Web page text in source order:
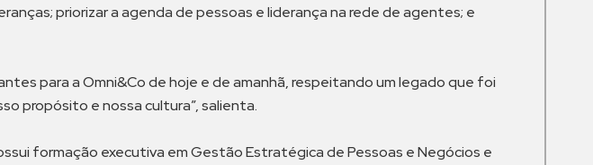
priorizar a agenda de pessoas e liderança na rede de agentes; e
para a Omni&Co de hoje e de amanhã, respeitando um legado que foi
propósito e nossa cultura”, salienta.
formação executiva em Gestão Estratégica de Pessoas e Negócios e